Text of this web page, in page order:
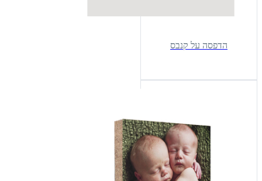
הדפסה על קנבס